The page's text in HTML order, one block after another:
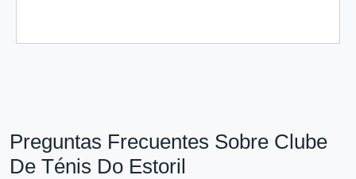
Preguntas Frecuentes Sobre Clube
De Ténis Do Estoril